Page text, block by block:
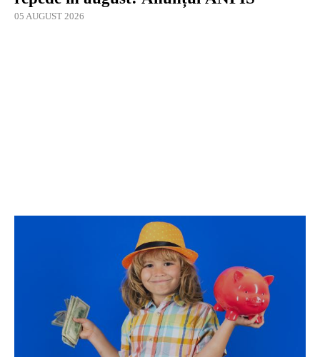
05 AUGUST 2026